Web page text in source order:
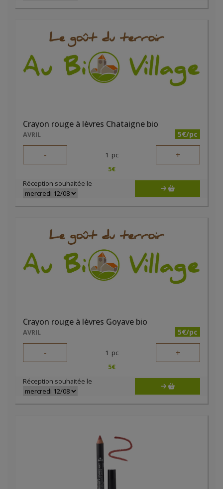
Crayon rouge à lèvres Chataigne bio
AVRIL 5€/pc
- 1 pc +
5€
Réception souhaitée le
Crayon rouge à lèvres Goyave bio
AVRIL 5€/pc
- 1 pc +
5€
Réception souhaitée le